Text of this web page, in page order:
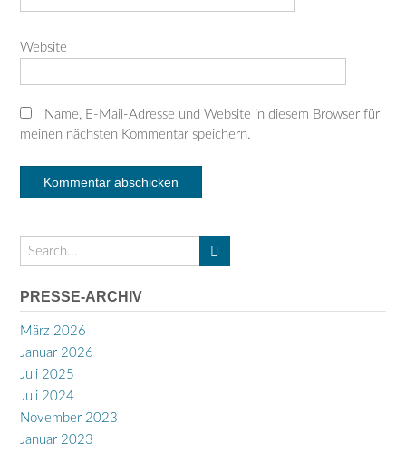
Website
Name, E-Mail-Adresse und Website in diesem Browser für
meinen nächsten Kommentar speichern.
PRESSE-ARCHIV
März 2026
Januar 2026
Juli 2025
Juli 2024
November 2023
Januar 2023